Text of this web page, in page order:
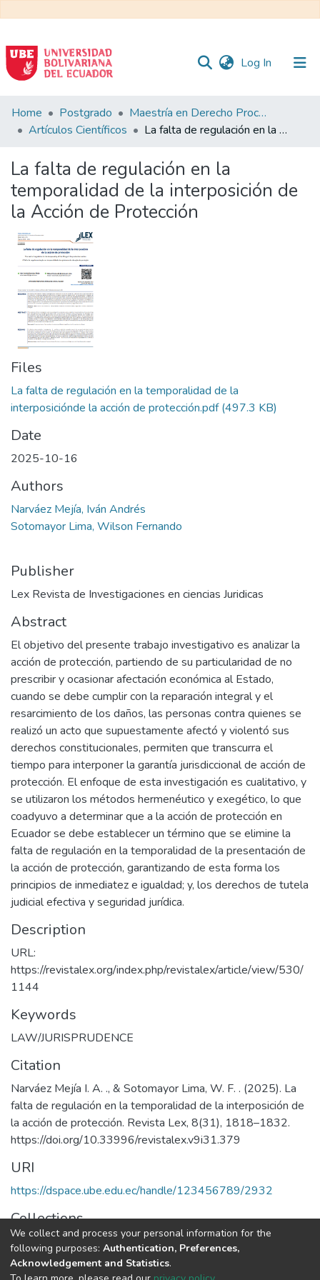
Log In (current)
Communities
&
All of DSpace
Statistics
Home Postgrado
Maestría en Derecho Procesal
Artículos Científicos
La falta de regulación en la temporalidad de la interposición de la Acción de Protección
La falta de regulación en la
temporalidad de la interposición de
la Acción de Protección
Files
La falta de regulación en la temporalidad de la
interposiciónde la acción de protección.pdf(497.3 KB)
Date
2025-10-16
Authors
Narváez Mejía, Iván Andrés
Sotomayor Lima, Wilson Fernando
Publisher
Lex Revista de Investigaciones en ciencias Juridicas
Abstract
El objetivo del presente trabajo investigativo es analizar la
acción de protección, partiendo de su particularidad de no
prescribir y ocasionar afectación económica al Estado,
cuando se debe cumplir con la reparación integral y el
resarcimiento de los daños, las personas contra quienes se
realizó un acto que supuestamente afectó y violentó sus
derechos constitucionales, permiten que transcurra el
tiempo para interponer la garantía jurisdiccional de acción de
protección. El enfoque de esta investigación es cualitativo, y
se utilizaron los métodos hermenéutico y exegético, lo que
coadyuvo a determinar que a la acción de protección en
Ecuador se debe establecer un término que se elimine la
falta de regulación en la temporalidad de la presentación de
la acción de protección, garantizando de esta forma los
principios de inmediatez e igualdad; y, los derechos de tutela
judicial efectiva y seguridad jurídica.
Description
URL:
https://revistalex.org/index.php/revistalex/article/view/530/
1144
Keywords
LAW/JURISPRUDENCE
Citation
Narváez Mejía I. A. ., & Sotomayor Lima, W. F. . (2025). La
falta de regulación en la temporalidad de la interposición de
la acción de protección. Revista Lex, 8(31), 1818–1832.
https://doi.org/10.33996/revistalex.v9i31.379
URI
https://dspace.ube.edu.ec/handle/123456789/2932
Collections
Artículos Científicos
Full item page
We collect and process your personal information for the
following purposes: Authentication, Preferences,
Acknowledgement and Statistics.